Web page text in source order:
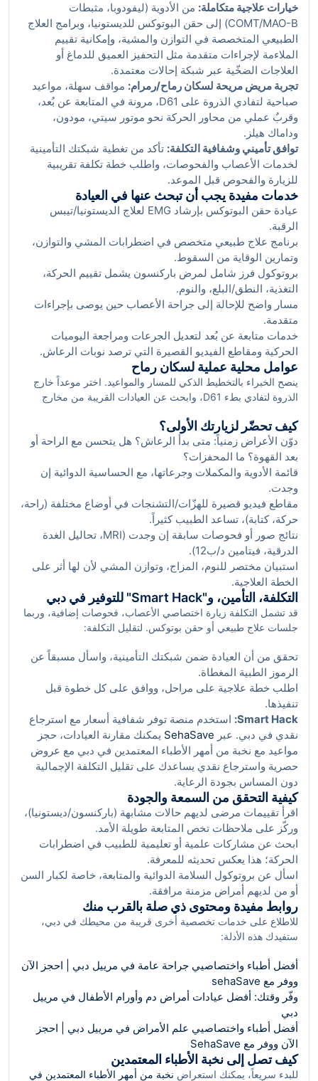
خيارات علاجية متكاملة: من الأدوية (ليفودوبا، مثبطات
COMT/MAO-B) إلى حقن البوتوكس للديستونيا، وبرامج العلاج
الطبيعي المتخصصة في التوازن والمشية، وإمكانية تقييم
الملاءمة لإجراءات متقدمة مثل التحفيز العميق للدماغ أو
العلاجات الضخّية عبر شبكة إحالات معتمدة.
تجربة مريض مريحة لسكان رماح/رمرام: مواقف سهلة، مواعيد
صباحية لتفادي الذروة على D61، مرونة في المتابعة عن بُعد،
وقربٌ عملي من محاور الحركة نحو موتور سيتي، مودون،
وداماك هيلز.
توافق تأميني وشفافية التكلفة: تأكد من تغطية شبكتك التأمينية
لخدمات الأعصاب والفحوصات، واطلب خطة تكلفة تقريبية
للزيارة والفحوص قبل الموعد.
خدمات مفيدة يجب أن تبحث عنها في العيادة
عيادة حقن البوتوكس بإرشاد EMG لعلاج الديستونيا/تيبس
الرقبة.
برنامج علاج طبيعي متخصص في اضطرابات المشي والتوازن،
وتمارين الوقاية من السقوط.
بروتوكول فرز شامل لمرض باركنسون يشمل تقييم الحركة،
التغذية، النطق/البلع، والنوم.
مسار واضح للإحالة إلى جراحة الأعصاب حين يوصى بإجراءات
متقدمة.
خدمات متابعة عن بُعد لتعديل الجرعات ومراجعة اليوميات
الحركية ومقاطع الفيديو القصيرة التي ترصد نوبات الرعاش.
عوامل محلية عملية لسكان رماح
ينصح الخبراء بالتخطيط الذكي للمسار والمواعيد. اختر موعداً خارج
الذروة لتفادي بطء D61، وابحث عن العيادات القريبة من مخارج
يفتقر للمترو المباشر، فالسيارة أو مركبات الأجرة خيارك الأرجح.
المواقف في المجمعات الطبية المحيطة عادة متاحة، لكن في نهاية
وداماك هيلز، فاحجز وقتاً إضافياً للوصول الهادئ خصوصاً إن كانت
الأعراض تتفاقم مع التوتر.
كيف تحضّر لزيارتك الأولى؟
دوّن الأعراض زمنياً: متى بدأ الرعاش؟ هل يتحسن مع الراحة أو
بعد القهوة؟ ما المحفزات؟
قائمة الأدوية والمكملات وجرعاتها، مع الحساسية الدوائية إن
وجدت.
مقاطع فيديو قصيرة للهزّات/التشنجات في أوضاع مختلفة (راحة،
حركة، كتابة)، تساعد الطبيب كثيراً.
نتائج صور أو فحوصات سابقة إن وجدت (MRI، تحاليل الغدة
الدرقية، فيتامين د/ب12).
استبيان مختصر للنوم، المزاج، وتوازن المشي لأن لها أثر على
الخطة العلاجية.
التكلفة، التأمين، و"Smart Hack" للتوفير في دبي
قد تشمل التكلفة زيارة اختصاصي الأعصاب، فحوصات إضافية، وربما
جلسات علاج طبيعي أو حقن بوتوكس. لتقليل التكلفة:
تحقق من أن العيادة ضمن شبكتك التأمينية، واسأل مسبقاً عن
الرموز الطبية المغطاة.
اطلب خطة علاجية على مراحل، ووافق على كل خطوة قبل
تنفيذها.
Smart Hack: استخدم منصة توفر شفافية أسعار مع استرجاع
نقدي في دبي. عبر SehaSave يمكنك مقارنة العيادات، حجز
مواعيد مع نخبة من أمهر الأطباء المعتمدين في دبي مع عروض
حصرية واسترجاع نقدي يساعدك على تقليل التكلفة الإجمالية
دون المساس بجودة الرعاية.
كيفية التحقق من السمعة والجودة
اقرأ تقييمات مرضى لديهم حالات مشابهة (باركنسون/ديستونيا)،
وركّز على ملاحظات تخص المتابعة طويلة الأمد.
ابحث عن مشاركات علمية أو تعليمية للطبيب في اضطرابات
الحركة؛ هذا يعكس تحديثه للمعرفة.
اسأل عن بروتوكول السلامة الدوائية والمتابعة، خاصة لكبار السن
أو من لديهم أمراض مزمنة مرافقة.
روابط مفيدة ومحتوى ذي صلة بالقرب منك
للاطلاع على خدمات تخصصية أخرى قريبة من محيطك في دبي،
ستفيدك هذه الأدلة:
أفضل أطباء واختصاصيي جراحة عامة في مرييل دبي | احجز الآن
ووفر مع sehaSave
وفّر وقتك: أفضل عيادات أمراض دم وأورام الأطفال في مرييل
دبي
أفضل أطباء واختصاصيي علم الأمراض في مرييل دبي | احجز
الآن ووفر مع SehaSave
كيف تصل إلى نخبة الأطباء المعتمدين
للبدء سريعاً، يمكنك استعراض نخبة من أمهر الأطباء المعتمدين في